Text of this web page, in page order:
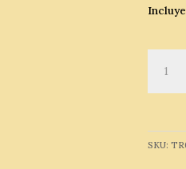
bravo
de
negro
zaino
SKU: